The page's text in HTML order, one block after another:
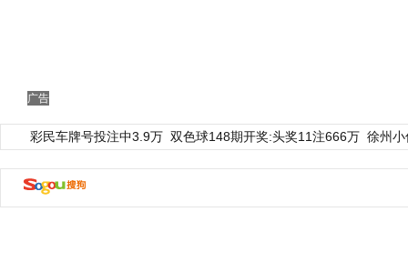
广告
彩民车牌号投注中3.9万 双色球148期开奖:头奖11注666万 徐州